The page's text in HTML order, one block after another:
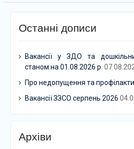
Останні дописи
Вакансії у ЗДО та
станом на 01.08.2026 р.
Про недопущення та
Вакансії ЗЗСО серпень 2026
Архіви